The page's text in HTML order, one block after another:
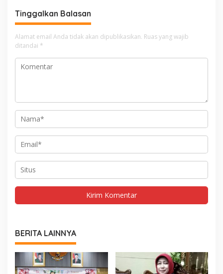
Tinggalkan Balasan
Alamat email Anda tidak akan dipublikasikan. Ruas yang wajib
ditandai *
BERITA LAINNYA